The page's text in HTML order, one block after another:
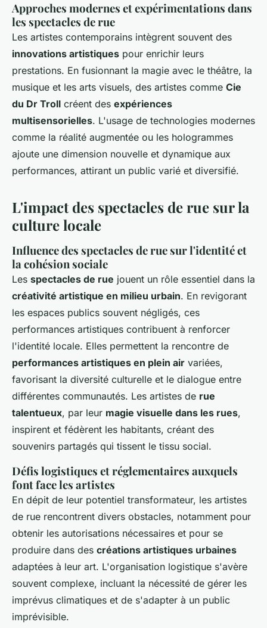
Approches modernes et expérimentations dans
les spectacles de rue
Les artistes contemporains intègrent souvent des
innovations artistiques pour enrichir leurs
prestations. En fusionnant la magie avec le théâtre, la
musique et les arts visuels, des artistes comme Cie
du Dr Troll créent des expériences
multisensorielles. L'usage de technologies modernes
comme la réalité augmentée ou les hologrammes
ajoute une dimension nouvelle et dynamique aux
performances, attirant un public varié et diversifié.
L'impact des spectacles de rue sur la
culture locale
Influence des spectacles de rue sur l'identité et
la cohésion sociale
Les spectacles de rue jouent un rôle essentiel dans la
créativité artistique en milieu urbain. En revigorant
les espaces publics souvent négligés, ces
performances artistiques contribuent à renforcer
l'identité locale. Elles permettent la rencontre de
performances artistiques en plein air variées,
favorisant la diversité culturelle et le dialogue entre
différentes communautés. Les artistes de rue
talentueux, par leur magie visuelle dans les rues,
inspirent et fédèrent les habitants, créant des
souvenirs partagés qui tissent le tissu social.
Défis logistiques et réglementaires auxquels
font face les artistes
En dépit de leur potentiel transformateur, les artistes
de rue rencontrent divers obstacles, notamment pour
obtenir les autorisations nécessaires et pour se
produire dans des créations artistiques urbaines
adaptées à leur art. L'organisation logistique s'avère
souvent complexe, incluant la nécessité de gérer les
imprévus climatiques et de s'adapter à un public
imprévisible.